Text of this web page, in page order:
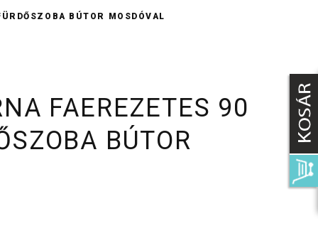
BÚTOR MOSDÓVAL
FAEREZETES 90
BÚTOR